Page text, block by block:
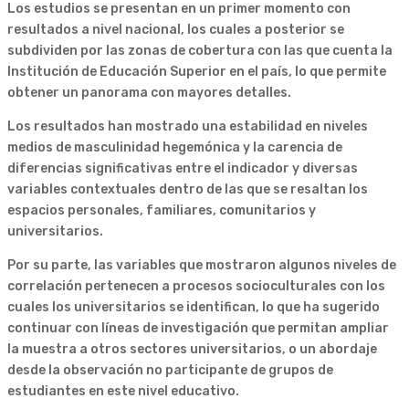
Los estudios se presentan en un primer momento con
resultados a nivel nacional, los cuales a posterior se
subdividen por las zonas de cobertura con las que cuenta la
Institución de Educación Superior en el país, lo que permite
obtener un panorama con mayores detalles.
Los resultados han mostrado una estabilidad en niveles
medios de masculinidad hegemónica y la carencia de
diferencias significativas entre el indicador y diversas
variables contextuales dentro de las que se resaltan los
espacios personales, familiares, comunitarios y
universitarios.
Por su parte, las variables que mostraron algunos niveles de
correlación pertenecen a procesos socioculturales con los
cuales los universitarios se identifican, lo que ha sugerido
continuar con líneas de investigación que permitan ampliar
la muestra a otros sectores universitarios, o un abordaje
desde la observación no participante de grupos de
estudiantes en este nivel educativo.